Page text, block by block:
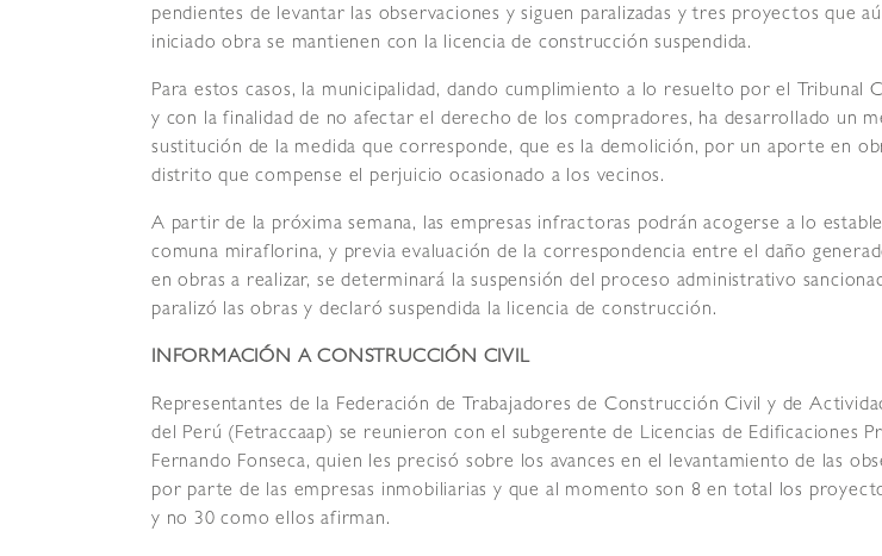
pendientes de levantar las observaciones y siguen paralizadas y tres proyectos que
iniciado obra se mantienen con la licencia de construcción suspendida.
Para estos casos, la municipalidad, dando cumplimiento a lo resuelto por el Tribunal
y con la finalidad de no afectar el derecho de los compradores, ha desarrollado un
sustitución de la medida que corresponde, que es la demolición, por un aporte en
distrito que compense el perjuicio ocasionado a los vecinos.
A partir de la próxima semana, las empresas infractoras podrán acogerse a lo
comuna miraflorina, y previa evaluación de la correspondencia entre el daño
en obras a realizar, se determinará la suspensión del proceso administrativo
paralizó las obras y declaró suspendida la licencia de construcción.
INFORMACIÓN A CONSTRUCCIÓN CIVIL
Representantes de la Federación de Trabajadores de Construcción Civil y de
del Perú (Fetraccaap) se reunieron con el subgerente de Licencias de Edificaciones
Fernando Fonseca, quien les precisó sobre los avances en el levantamiento de las
por parte de las empresas inmobiliarias y que al momento son 8 en total los
y no 30 como ellos afirman.